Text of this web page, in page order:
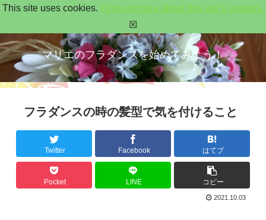
マリエのフラダンスを始めてみよう！
フラダンスの時の髪型で気を付けること
Twitter Facebook はてブ
Pocket LINE コピー
2021.10.03
This site uses cookies. Find out more about this site’s cookies.
☒